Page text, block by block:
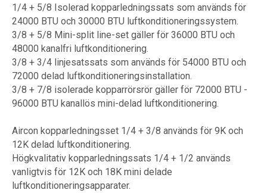
1/4 + 5/8 Isolerad kopparledningssats som används för
24000 BTU och 30000 BTU luftkonditioneringssystem.
3/8 + 5/8 Mini-split line-set gäller för 36000 BTU och
48000 kanalfri luftkonditionering.
3/8 + 3/4 linjesatssats som används för 54000 BTU och
72000 delad luftkonditioneringsinstallation.
3/8 + 7/8 isolerade kopparrörsrör gäller för 72000 BTU -
96000 BTU kanallös mini-delad luftkonditionering.
Aircon kopparledningsset 1/4 + 3/8 används för 9K och
12K delad luftkonditionering.
Högkvalitativ kopparledningssats 1/4 + 1/2 används
vanligtvis för 12K och 18K mini delade
luftkonditioneringsapparater.